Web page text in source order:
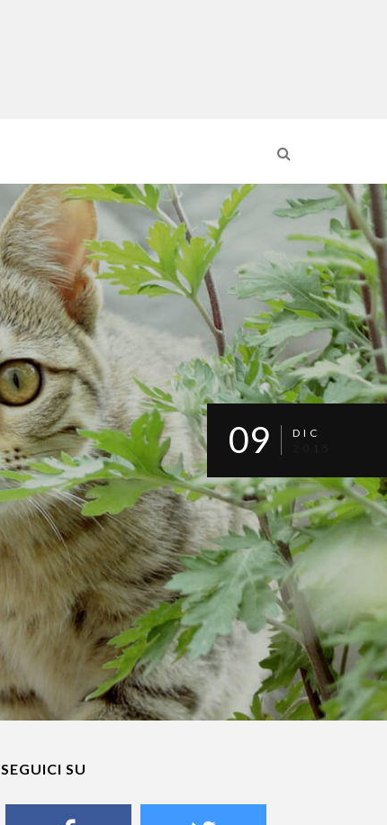
09
DIC
SEGUICI SU